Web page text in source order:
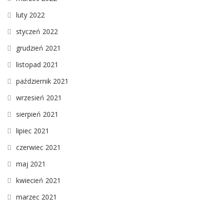
luty 2022
styczeń 2022
grudzień 2021
listopad 2021
październik 2021
wrzesień 2021
sierpień 2021
lipiec 2021
czerwiec 2021
maj 2021
kwiecień 2021
marzec 2021